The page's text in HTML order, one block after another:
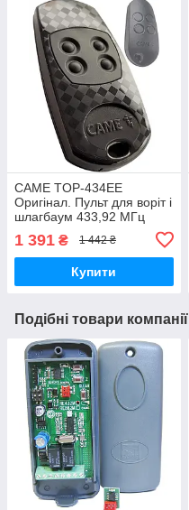
CAME TOP-434EE
Оригінал. Пульт для воріт і
шлагбаум 433,92 МГц
1 391 ₴ 1 442 ₴
Купити
Подібні товари компанії